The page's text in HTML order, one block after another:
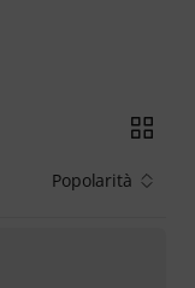
Popolarità